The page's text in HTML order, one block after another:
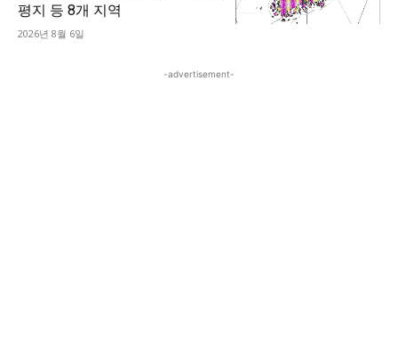
평지 등 8개 지역
2026년 8월 6일
-advertisement-